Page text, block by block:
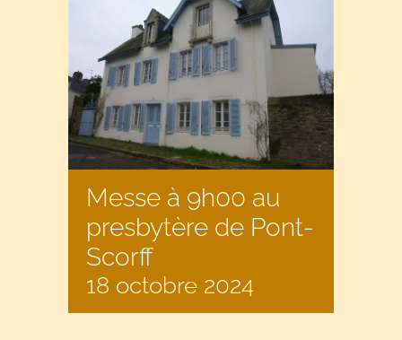
Messe à 9h00 au
presbytère de Pont-
Scorff
18 octobre 2024